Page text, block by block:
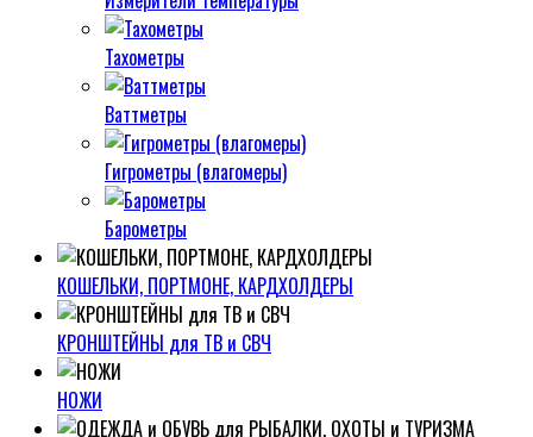
Тахометры
Ваттметры
Гигрометры (влагомеры)
Барометры
КОШЕЛЬКИ, ПОРТМОНЕ, КАРДХОЛДЕРЫ
КРОНШТЕЙНЫ для ТВ и СВЧ
НОЖИ